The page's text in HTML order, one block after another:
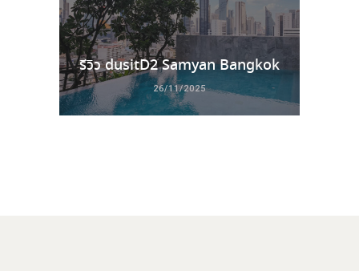
รีวิว dusitD2 Samyan Bangkok
26/11/2025